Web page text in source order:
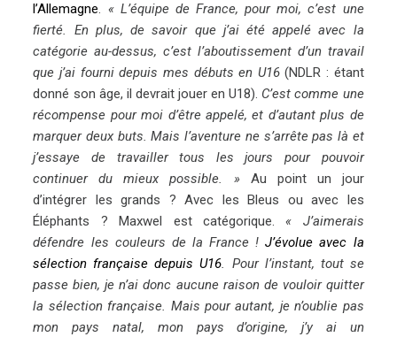
l’Allemagne. « L’équipe de France, pour moi, c’est une
fierté. En plus, de savoir que j’ai été appelé avec la
catégorie au-dessus, c’est l’aboutissement d’un travail
que j’ai fourni depuis mes débuts en U16(NDLR : étant
donné son âge, il devrait jouer en U18). C’est comme une
récompense pour moi d’être appelé, et d’autant plus de
marquer deux buts. Mais l’aventure ne s’arrête pas là et
j’essaye de travailler tous les jours pour pouvoir
continuer du mieux possible. » Au point un jour
d’intégrer les grands ? Avec les Bleus ou avec les
Éléphants ? Maxwel est catégorique.« J’aimerais
défendre les couleurs de la France !J’évolue avec la
sélection française depuis U16. Pour l’instant, tout se
passe bien, je n’ai donc aucune raison de vouloir quitter
la sélection française. Mais pour autant, je n’oublie pas
mon pays natal, mon pays d’origine, j’y ai un